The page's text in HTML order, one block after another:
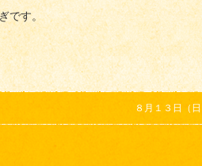
です。
８月１３日（